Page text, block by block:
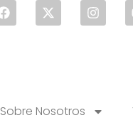
Sobre Nosotros